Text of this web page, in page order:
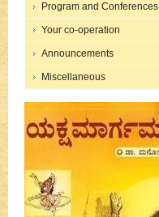
Program and Conferences
Your co-operation
Announcements
Miscellaneous